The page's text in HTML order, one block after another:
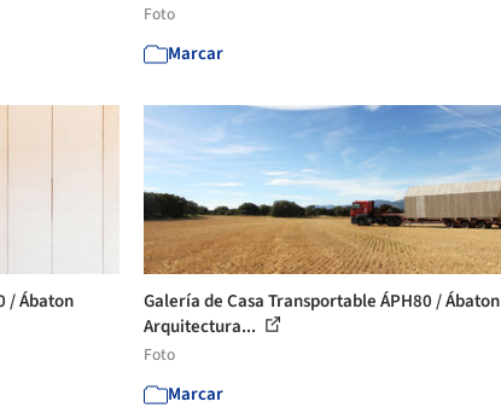
Foto
Marcar
/ Ábaton
Galería de Casa Transportable ÁPH80 / Ábaton
Arquitectura...
Foto
Marcar